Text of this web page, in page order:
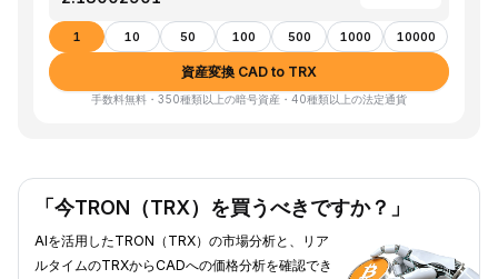
1 10 50 100 500 1000 10000
資産変換 CAD to TRX
手数料無料・350種類以上の暗号資産・40種類以上の法定通貨
「今TRON（TRX）を買うべきですか？」
AIを活用したTRON（TRX）の市場分析と、リア
ルタイムのTRXからCADへの価格分析を確認でき